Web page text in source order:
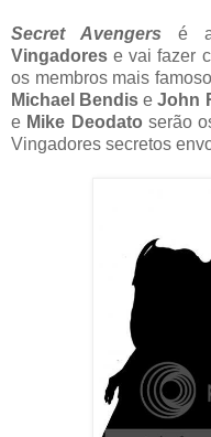
Secret Avengers é a
Vingadores e vai fazer
os membros mais
Michael Bendis eJohn
e Mike Deodato serão
Vingadores secretos